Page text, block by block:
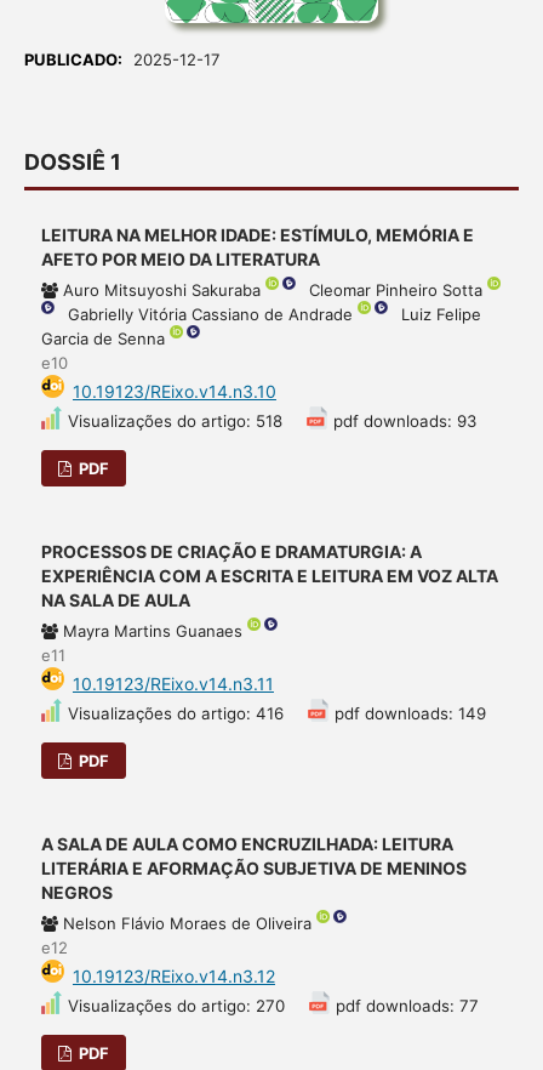
PUBLICADO: 2025-12-17
DOSSIÊ 1
LEITURA NA MELHOR IDADE: ESTÍMULO, MEMÓRIA E
AFETO POR MEIO DA LITERATURA
Auro Mitsuyoshi Sakuraba
Cleomar Pinheiro Sotta
Gabrielly Vitória Cassiano de Andrade
Luiz Felipe
Garcia de Senna
e10
10.19123/REixo.v14.n3.10
Visualizações do artigo: 518 pdf downloads: 93
PDF
PROCESSOS DE CRIAÇÃO E DRAMATURGIA: A
EXPERIÊNCIA COM A ESCRITA E LEITURA EM VOZ ALTA
NA SALA DE AULA
Mayra Martins Guanaes
e11
10.19123/REixo.v14.n3.11
Visualizações do artigo: 416 pdf downloads: 149
PDF
A SALA DE AULA COMO ENCRUZILHADA: LEITURA
LITERÁRIA E AFORMAÇÃO SUBJETIVA DE MENINOS
NEGROS
Nelson Flávio Moraes de Oliveira
e12
10.19123/REixo.v14.n3.12
Visualizações do artigo: 270 pdf downloads: 77
PDF